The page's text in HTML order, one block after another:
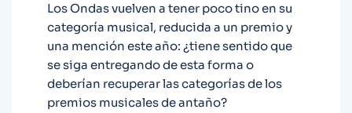
Los Ondas vuelven a tener poco tino en su
categoría musical, reducida a un premio y
una mención este año: ¿tiene sentido que
se siga entregando de esta forma o
deberían recuperar las categorías de los
premios musicales de antaño?